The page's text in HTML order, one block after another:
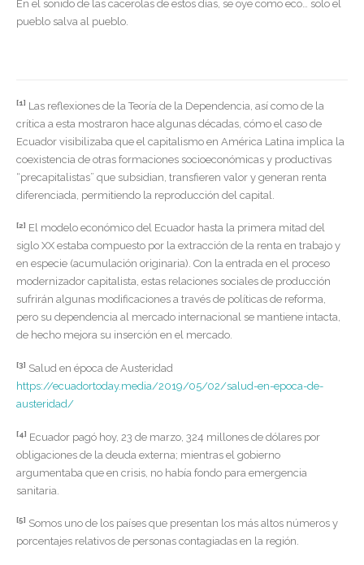
En el sonido de las cacerolas de estos días, se oye como eco… solo el
pueblo salva al pueblo.
[1] Las reflexiones de la Teoría de la Dependencia, así como de la
crítica a esta mostraron hace algunas décadas, cómo el caso de
Ecuador visibilizaba que el capitalismo en América Latina implica la
coexistencia de otras formaciones socioeconómicas y productivas
“precapitalistas” que subsidian, transfieren valor y generan renta
diferenciada, permitiendo la reproducción del capital.
[2] El modelo económico del Ecuador hasta la primera mitad del
siglo XX estaba compuesto por la extracción de la renta en trabajo y
en especie (acumulación originaria). Con la entrada en el proceso
modernizador capitalista, estas relaciones sociales de producción
sufrirán algunas modificaciones a través de políticas de reforma,
pero su dependencia al mercado internacional se mantiene intacta,
de hecho mejora su inserción en el mercado.
[3] Salud en época de Austeridad
https://ecuadortoday.media/2019/05/02/salud-en-epoca-de-
austeridad/
[4] Ecuador pagó hoy, 23 de marzo, 324 millones de dólares por
obligaciones de la deuda externa; mientras el gobierno
argumentaba que en crisis, no había fondo para emergencia
sanitaria.
[5] Somos uno de los países que presentan los más altos números y
porcentajes relativos de personas contagiadas en la región.